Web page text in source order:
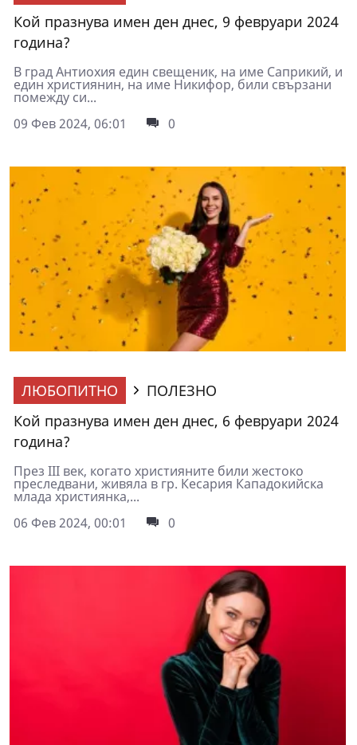
Кой празнува имен ден днес, 9 февруари 2024
година?
В град Антиохия един свещеник, на име Саприкий, и
един християнин, на име Никифор, били свързани
помежду си...
09 Фев 2024, 06:01
0
ЛЮБОПИТНО
ПОЛЕЗНО
Кой празнува имен ден днес, 6 февруари 2024
година?
През III век, когато християните били жестоко
преследвани, живяла в гр. Кесария Кападокийска
млада християнка,...
06 Фев 2024, 00:01
0